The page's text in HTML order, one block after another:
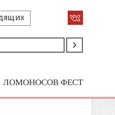
ЛОМОНОСОВ ФЕСТ